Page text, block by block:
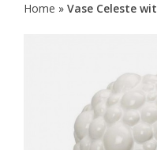
Home » Vase Celeste wit